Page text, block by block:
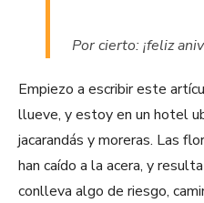
Por cierto: ¡feliz
Empiezo a escribir este
llueve, y estoy en un hotel
jacarandás y moreras. Las
han caído a la acera, y
conlleva algo de riesgo,